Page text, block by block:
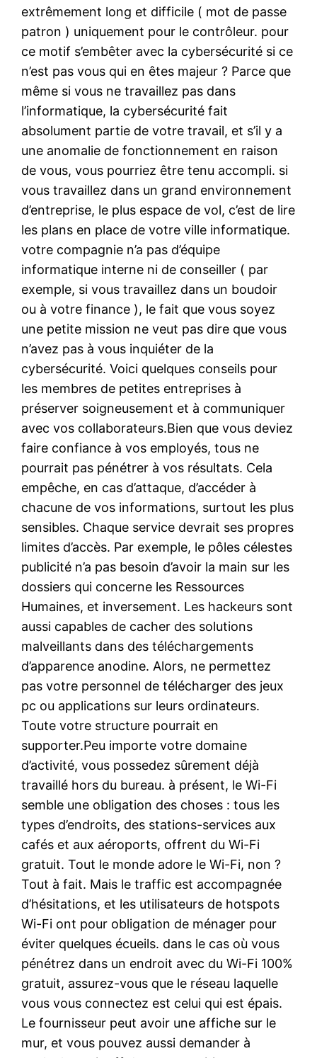
extrêmement long et difficile ( mot de passe
patron ) uniquement pour le contrôleur. pour
ce motif s’embêter avec la cybersécurité si ce
n’est pas vous qui en êtes majeur ? Parce que
même si vous ne travaillez pas dans
l’informatique, la cybersécurité fait
absolument partie de votre travail, et s’il y a
une anomalie de fonctionnement en raison
de vous, vous pourriez être tenu accompli. si
vous travaillez dans un grand environnement
d’entreprise, le plus espace de vol, c’est de lire
les plans en place de votre ville informatique.
votre compagnie n’a pas d’équipe
informatique interne ni de conseiller ( par
exemple, si vous travaillez dans un boudoir
ou à votre finance ), le fait que vous soyez
une petite mission ne veut pas dire que vous
n’avez pas à vous inquiéter de la
cybersécurité. Voici quelques conseils pour
les membres de petites entreprises à
préserver soigneusement et à communiquer
avec vos collaborateurs.Bien que vous deviez
faire confiance à vos employés, tous ne
pourrait pas pénétrer à vos résultats. Cela
empêche, en cas d’attaque, d’accéder à
chacune de vos informations, surtout les plus
sensibles. Chaque service devrait ses propres
limites d’accès. Par exemple, le pôles célestes
publicité n’a pas besoin d’avoir la main sur les
dossiers qui concerne les Ressources
Humaines, et inversement. Les hackeurs sont
aussi capables de cacher des solutions
malveillants dans des téléchargements
d’apparence anodine. Alors, ne permettez
pas votre personnel de télécharger des jeux
pc ou applications sur leurs ordinateurs.
Toute votre structure pourrait en
supporter.Peu importe votre domaine
d’activité, vous possedez sûrement déjà
travaillé hors du bureau. à présent, le Wi-Fi
semble une obligation des choses : tous les
types d’endroits, des stations-services aux
cafés et aux aéroports, offrent du Wi-Fi
gratuit. Tout le monde adore le Wi-Fi, non ?
Tout à fait. Mais le traffic est accompagnée
d’hésitations, et les utilisateurs de hotspots
Wi-Fi ont pour obligation de ménager pour
éviter quelques écueils. dans le cas où vous
pénétrez dans un endroit avec du Wi-Fi 100%
gratuit, assurez-vous que le réseau laquelle
vous vous connectez est celui qui est épais.
Le fournisseur peut avoir une affiche sur le
mur, et vous pouvez aussi demander à